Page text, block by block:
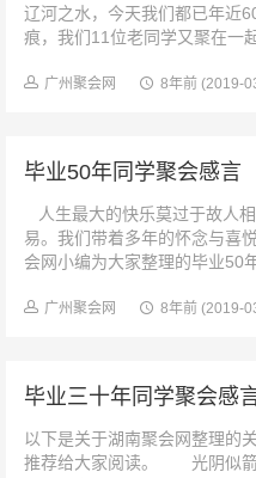
辽河之水，今天我们都已年
痕，我们11位老同学又聚在一
广州聚会网 8年前 (2019-
毕业50年同学聚会感言
人生最大的快乐莫过于故人
易。我们带着多年的怀念与喜
会网小编为大家整理的毕业50
广州聚会网 8年前 (2019-
毕业三十年同学聚会感
以下是关于湖南聚会网整理的
推荐给大家阅读。 光阴似箭